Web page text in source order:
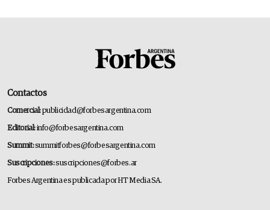
Contactos
Comercial:publicidad@forbesargentina.com
Editorial:info@forbesargentina.com
Summit:summitforbes@forbesargentina.com
Suscripciones:suscripciones@forbes.ar
Forbes Argentina es publicada por HT Media SA.